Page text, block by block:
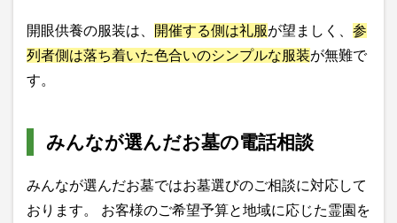
開眼供養の服装は、 開催する側は礼服が望ましく、 参
列者側は落ち着いた色合いのシンプルな服装が無難で
す。
みんなが選んだお墓の電話相談
みんなが選んだお墓ではお墓選びのご相談に対応して
おります。 お客様のご希望予算と地域に応じた霊園を